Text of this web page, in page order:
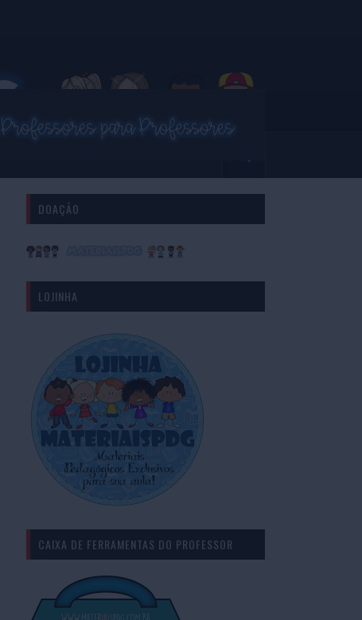
DOAÇÃO
LOJINHA
CAIXA DE FERRAMENTAS DO PROFESSOR